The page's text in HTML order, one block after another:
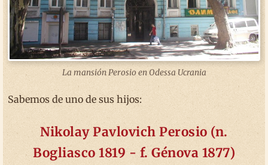
La mansión Perosio en Odessa Ucrania
Sabemos de uno de sus hijos:
Nikolay Pavlovich Perosio (n.
Bogliasco 1819 - f. Génova 1877)